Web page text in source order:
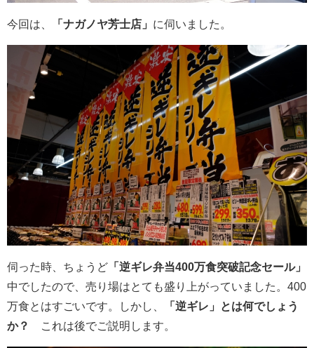
今回は、 「ナガノヤ芳士店」 に伺いました。
伺った時、ちょうど 「逆ギレ弁当400万食突破記念セール」
中でしたので、売り場はとても盛り上がっていました。400
万食とはすごいです。しかし、
「逆ギレ」とは何でしょう
か？
これは後でご説明します。